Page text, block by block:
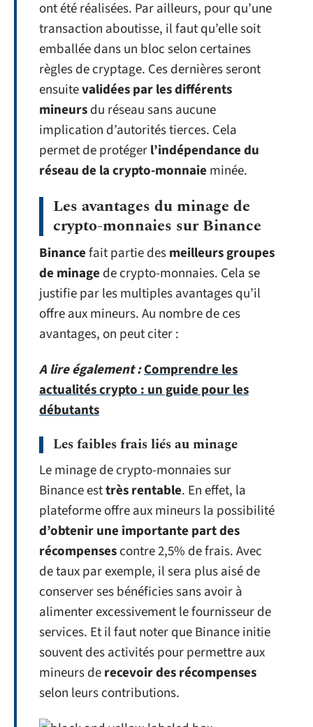
ont été réalisées. Par ailleurs, pour qu’une
transaction aboutisse, il faut qu’elle soit
emballée dans un bloc selon certaines
règles de cryptage. Ces dernières seront
ensuitevalidées par les différents
mineursdu réseau sans aucune
implication d’autorités tierces. Cela
permet de protégerl’indépendancedu
réseau de la crypto-monnaie minée.
Les avantages du minage de
crypto-monnaies sur Binance
Binancefait partie desmeilleurs groupes
de minage de crypto-monnaies. Cela se
justifie par les multiples avantages qu’il
offre aux mineurs. Au nombre de ces
avantages, on peut citer :
A lire également :Comprendre les
actualités crypto : un guide pour les
débutants
Les faibles frais liés au minage
Le minage de crypto-monnaies sur
Binance esttrès rentable. En effet, la
plateforme offre aux mineurs la possibilité
d’obtenir une importante part des
récompensescontre 2,5% de frais. Avec
de taux par exemple, il sera plus aisé de
conserver ses bénéficies sans avoir à
alimenter excessivement le fournisseur de
services. Et il faut noter que Binance initie
souvent des activités pour permettre aux
mineurs derecevoir des récompenses
selon leurs contributions.